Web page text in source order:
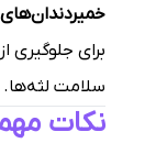
برای
سلامت لثه‌ها.
نکات